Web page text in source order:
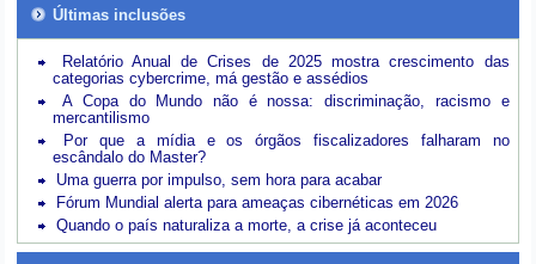
Últimas inclusões
Relatório Anual de Crises de 2025 mostra crescimento das
categorias cybercrime, má gestão e assédios
A Copa do Mundo não é nossa: discriminação, racismo e
mercantilismo
Por que a mídia e os órgãos fiscalizadores falharam no
escândalo do Master?
Uma guerra por impulso, sem hora para acabar
Fórum Mundial alerta para ameaças cibernéticas em 2026
Quando o país naturaliza a morte, a crise já aconteceu